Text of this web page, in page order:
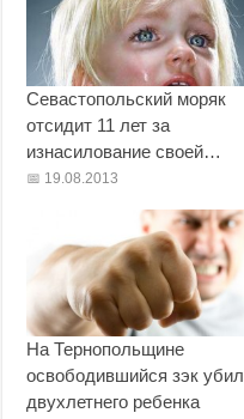
Севастопольский моряк
отсидит 11 лет за
изнасилование своей…
19.08.2013
На Тернопольщине
освободившийся зэк убил
двухлетнего ребенка